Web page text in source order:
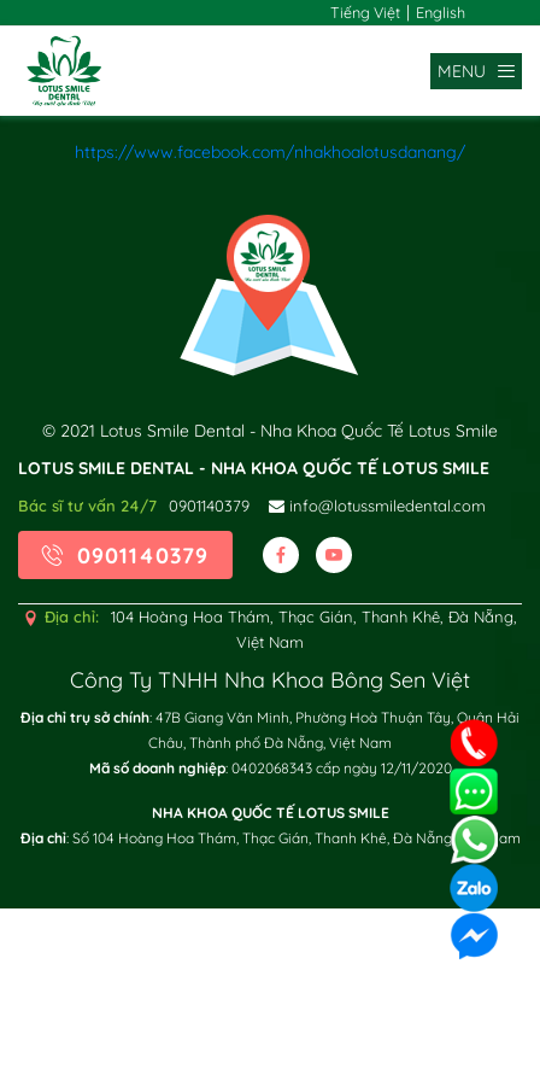
Tiếng Việt | English
MENU
https://www.facebook.com/nhakhoalotusdanang/
© 2021 Lotus Smile Dental - Nha Khoa Quốc Tế Lotus Smile
LOTUS SMILE DENTAL - NHA KHOA QUỐC TẾ LOTUS SMILE
Bác sĩ tư vấn 24/7 0901140379 info@lotussmiledental.com
0901140379
Địa chỉ:
104 Hoàng Hoa Thám, Thạc Gián, Thanh Khê, Đà Nẵng,
Việt Nam
Công Ty TNHH Nha Khoa Bông Sen Việt
Địa chỉ trụ sở chính: 47B Giang Văn Minh, Phường Hoà Thuận Tây, Quận Hải
Châu, Thành phố Đà Nẵng, Việt Nam
Mã số doanh nghiệp: 0402068343 cấp ngày 12/11/2020
NHA KHOA QUỐC TẾ LOTUS SMILE
Địa chỉ: Số 104 Hoàng Hoa Thám, Thạc Gián, Thanh Khê, Đà Nẵng, Việt Nam
XÁC NHẬN / SEND